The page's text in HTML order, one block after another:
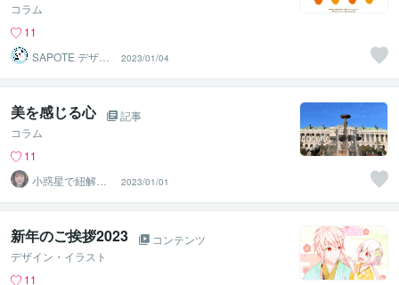
コラム
11
SAPOTE デザイ
2023/01/04
美を感じる心
記事
コラム
11
小惑星で紐解く
魂の設計図と使
命｜美月
2023/01/01
新年のご挨拶2023
コンテンツ
デザイン・イラスト
11